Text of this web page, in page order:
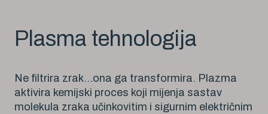
Plasma tehnologija
Ne filtrira zrak…ona ga transformira. Plazma
aktivira kemijski proces koji mijenja sastav
molekula zraka učinkovitim i sigurnim električnim